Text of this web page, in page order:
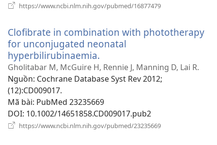
https://www.ncbi.nlm.nih.gov/pubmed/16877479
mới)
Clofibrate in combination with phototherapy
for unconjugated neonatal
hyperbilirubinaemia.
cửa
sổ
Gholitabar M, McGuire H, Rennie J, Manning D, Lai R.
Nguồn‎: Cochrane Database Syst Rev 2012;
(12):CD009017.
Mã bài‎: PubMed 23235669
DOI‎: 10.1002/14651858.CD009017.pub2
https://www.ncbi.nlm.nih.gov/pubmed/23235669